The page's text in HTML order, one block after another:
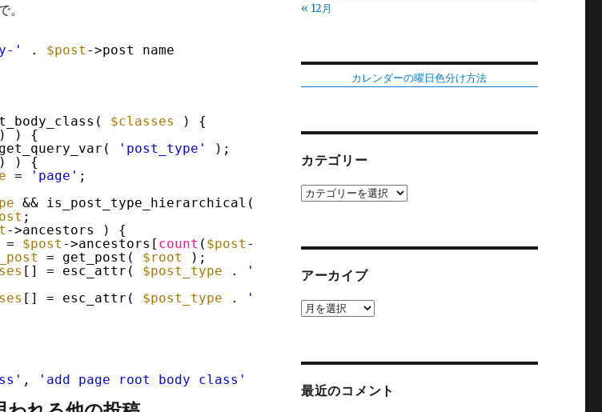
。
' . $post ->post_name
$classes
) {
) {
'post_type'
);
) {
= 'page' ;
&& is_post_type_hierarchical( $post_type ) ) {
;
->ancestors ) {
= $post ->ancestors[ count ( $post ->ancestors) - 1];
= get_post( $root
);
[] = esc_attr( $post_type . '-category-' . $root_post
[] = esc_attr( $post_type . '-category-' . $post
, 'add_page_root_body_class'
« 12月
カレンダーの曜日色分け方法
カテゴリー
カ
アーカイブ
ア
最近のコメント